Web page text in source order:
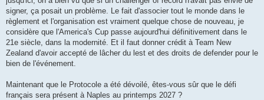
signer, ça posait un problème. Le fait d'associer tout le monde dans le
règlement et l'organisation est vraiment quelque chose de nouveau, je
considère que l'America's Cup passe aujourd'hui définitivement dans le
21e siècle, dans la modernité. Et il faut donner crédit à Team New
Zealand d'avoir accepté de lâcher du lest et des droits de defender pour le
bien de l'événement.
Maintenant que le Protocole a été dévoilé, êtes-vous sûr que le défi
français sera présent à Naples au printemps 2027 ?